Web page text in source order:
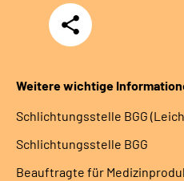
Teilen
Weitere wichtige
Schlich­tungs­stel­le BGG
Schlich­tungs­stel­le BGG
Beauftragte für